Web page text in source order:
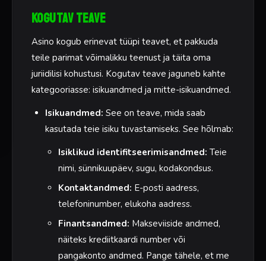
Kogutav teave
Asino kogub erinevat tüüpi teavet, et pakkuda
teile parimat võimalikku teenust ja täita oma
juriidilisi kohustusi. Kogutav teave jaguneb kahte
kategooriasse: isikuandmed ja mitte-isikuandmed.
Isikuandmed: See on teave, mida saab
kasutada teie isiku tuvastamiseks. See hõlmab:
Isiklikud identifitseerimisandmed: Teie
nimi, sünnikuupäev, sugu, kodakondsus.
Kontaktandmed: E-posti aadress,
telefoninumber, elukoha aadress.
Finantsandmed: Makseviiside andmed,
näiteks krediitkaardi number või
pangakonto andmed. Pange tähele, et me